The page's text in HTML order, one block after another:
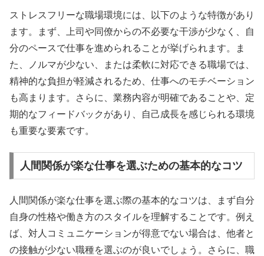
ストレスフリーな職場環境には、以下のような特徴があり
ます。まず、上司や同僚からの不必要な干渉が少なく、自
分のペースで仕事を進められることが挙げられます。ま
た、ノルマが少ない、または柔軟に対応できる職場では、
精神的な負担が軽減されるため、仕事へのモチベーション
も高まります。さらに、業務内容が明確であることや、定
期的なフィードバックがあり、自己成長を感じられる環境
も重要な要素です。
人間関係が楽な仕事を選ぶための基本的なコツ
人間関係が楽な仕事を選ぶ際の基本的なコツは、まず自分
自身の性格や働き方のスタイルを理解することです。例え
ば、対人コミュニケーションが得意でない場合は、他者と
の接触が少ない職種を選ぶのが良いでしょう。さらに、職